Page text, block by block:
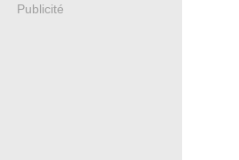
Publicité